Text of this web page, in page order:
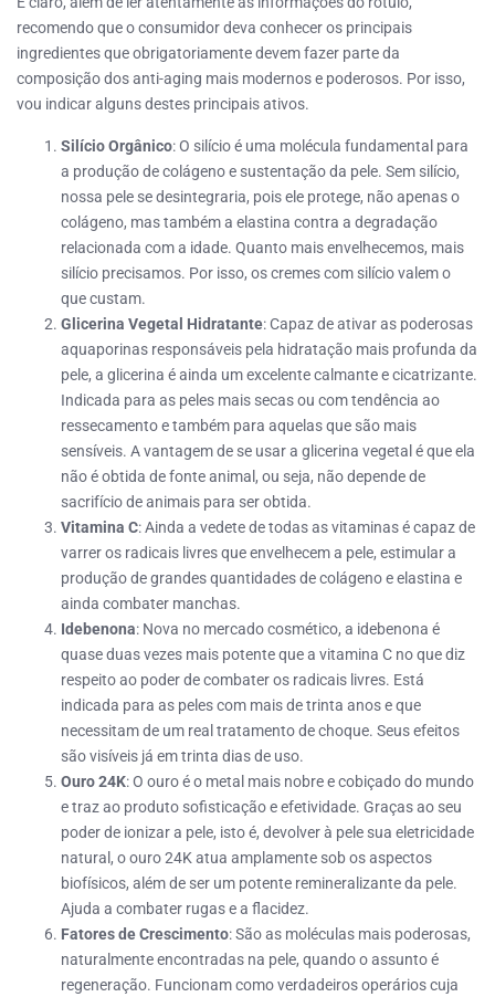
recomendo que o consumidor deva conhecer os principais
ingredientes que obrigatoriamente devem fazer parte da
composição dos anti-aging mais modernos e poderosos. Por isso,
vou indicar alguns destes principais ativos.
Silício Orgânico: O silício é uma molécula fundamental para
a produção de colágeno e sustentação da pele. Sem silício,
nossa pele se desintegraria, pois ele protege, não apenas o
colágeno, mas também a elastina contra a degradação
relacionada com a idade. Quanto mais envelhecemos, mais
silício precisamos. Por isso, os cremes com silício valem o
que custam.
Glicerina Vegetal Hidratante: Capaz de ativar as poderosas
aquaporinas responsáveis pela hidratação mais profunda da
pele, a glicerina é ainda um excelente calmante e cicatrizante.
Indicada para as peles mais secas ou com tendência ao
ressecamento e também para aquelas que são mais
sensíveis. A vantagem de se usar a glicerina vegetal é que ela
não é obtida de fonte animal, ou seja, não depende de
sacrifício de animais para ser obtida.
Vitamina C: Ainda a vedete de todas as vitaminas é capaz de
varrer os radicais livres que envelhecem a pele, estimular a
produção de grandes quantidades de colágeno e elastina e
ainda combater manchas.
Idebenona: Nova no mercado cosmético, a idebenona é
quase duas vezes mais potente que a vitamina C no que diz
respeito ao poder de combater os radicais livres. Está
indicada para as peles com mais de trinta anos e que
necessitam de um real tratamento de choque. Seus efeitos
são visíveis já em trinta dias de uso.
Ouro 24K: O ouro é o metal mais nobre e cobiçado do mundo
e traz ao produto sofisticação e efetividade. Graças ao seu
poder de ionizar a pele, isto é, devolver à pele sua eletricidade
natural, o ouro 24K atua amplamente sob os aspectos
biofísicos, além de ser um potente remineralizante da pele.
Ajuda a combater rugas e a flacidez.
Fatores de Crescimento: São as moléculas mais poderosas,
naturalmente encontradas na pele, quando o assunto é
regeneração. Funcionam como verdadeiros operários cuja